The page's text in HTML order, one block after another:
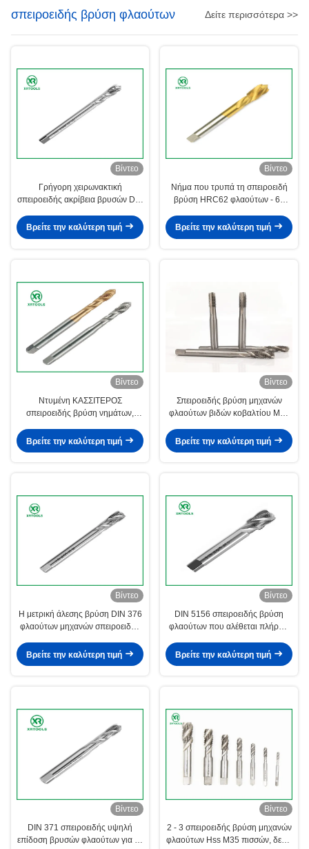
σπειροειδής βρύση φλαούτων Δείτε περισσότερα >>
Βίντεο
Γρήγορη χειρωνακτική
σπειροειδής ακρίβεια βρυσών DIN
μηχανή τόρνου
Βρείτε την καλύτερη τιμή
Βίντεο
Νήμα που τρυπά τη σπειροειδή
βρύση HRC62 φλαούτων - 66
μέγεθος/χρώμα
Βρείτε την καλύτερη τιμή
Βίντεο
Ντυμένη ΚΑΣΣΙΤΕΡΟΣ
σπειροειδής βρύση νημάτων,
ανοχής 6H
Βρείτε την καλύτερη τιμή
Βίντεο
Σπειροειδής βρύση μηχανών
φλαούτων βιδών κοβαλτίου M35
Βρείτε την καλύτερη τιμή
Βίντεο
Η μετρική άλεσης βρύση DIN 376
φλαούτων μηχανών σπειροειδής
τρύπας
Βρείτε την καλύτερη τιμή
Βίντεο
DIN 5156 σπειροειδής βρύση
φλαούτων που αλέθεται πλήρως
σωλήνων Whitworth
Βρείτε την καλύτερη τιμή
Βίντεο
DIN 371 σπειροειδής υψηλή
επίδοση βρυσών φλαούτων για το
Βίντεο
2 - 3 σπειροειδής βρύση μηχανών
φλαούτων Hss M35 πισσών, δεξιά